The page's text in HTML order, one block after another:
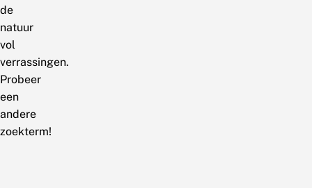
de
natuur
vol
verrassingen.
Probeer
een
andere
zoekterm!